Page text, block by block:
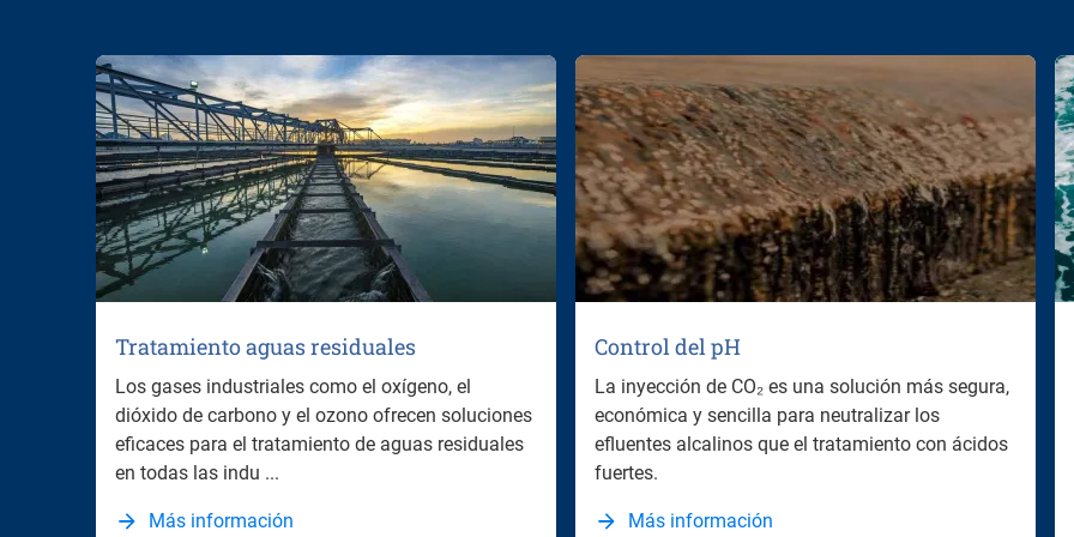
Tratamiento aguas residuales
Los gases industriales como el oxígeno, el
dióxido de carbono y el ozono ofrecen soluciones
eficaces para el tratamiento de aguas residuales
en todas las indu ...
Más información
Control del pH
La inyección de CO₂ es una solución más segura,
económica y sencilla para neutralizar los
efluentes alcalinos que el tratamiento con ácidos
fuertes.
Más información